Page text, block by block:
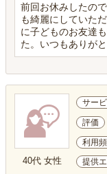
前回お休みしたの
も綺麗にしていた
に子どものお友達
た。いつもありがと
40代 女性
サー
評価
利用
提供